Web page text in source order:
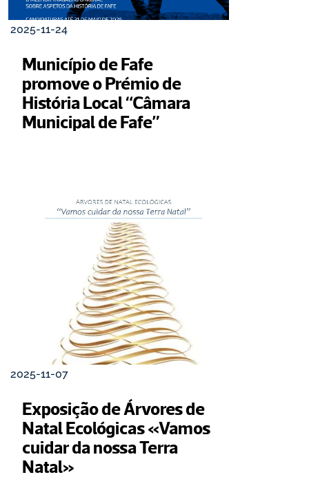
2025-11-24
Município de Fafe
promove o Prémio de
História Local “Câmara
Municipal de Fafe”
2025-11-07
Exposição de Árvores de
Natal Ecológicas «Vamos
cuidar da nossa Terra
Natal»